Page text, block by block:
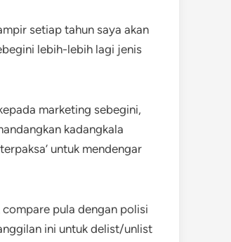
setiap tahun saya akan
lebih-lebih lagi jenis
marketing sebegini,
kadangkala
untuk mendengar
pula dengan polisi
ini untuk delist/unlist